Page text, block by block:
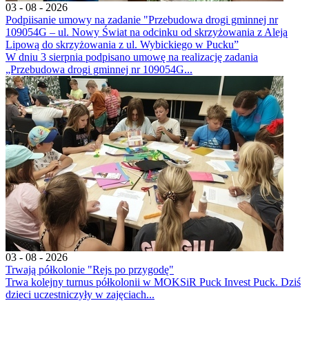
03 - 08 - 2026
Podpiisanie umowy na zadanie "Przebudowa drogi gminnej nr
109054G – ul. Nowy Świat na odcinku od skrzyżowania z Aleją
Lipową do skrzyżowania z ul. Wybickiego w Pucku”
W dniu 3 sierpnia podpisano umowę na realizację zadania
„Przebudowa drogi gminnej nr 109054G...
03 - 08 - 2026
Trwają półkolonie "Rejs po przygodę"
Trwa kolejny turnus półkolonii w MOKSiR Puck Invest Puck. Dziś
dzieci uczestniczyły w zajęciach...